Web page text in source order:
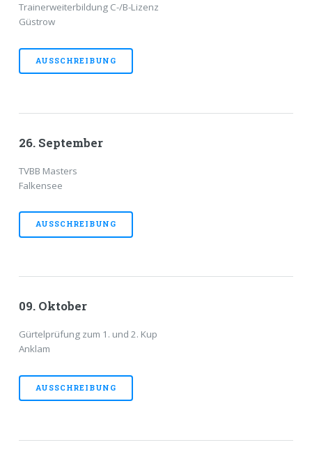
Trainerweiterbildung C-/B-Lizenz
Güstrow
AUSSCHREIBUNG
26. September
TVBB Masters
Falkensee
AUSSCHREIBUNG
09. Oktober
Gürtelprüfung zum 1. und 2. Kup
Anklam
AUSSCHREIBUNG